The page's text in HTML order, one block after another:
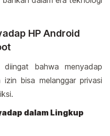
HP Android
diingat bahwa menyadap
bisa melanggar privasi
dalam Lingkup